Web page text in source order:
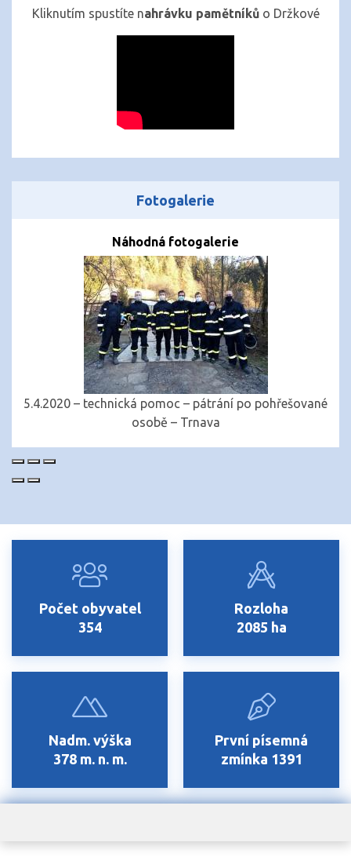
Kliknutím spustíte nahrávku pamětníkůo Držkové
Fotogalerie
Náhodná fotogalerie
5.4.2020 – technická pomoc – pátrání po pohřešované
osobě – Trnava
Počet obyvatel
354
Rozloha
2085 ha
Nadm. výška
378 m. n. m.
První písemná
zmínka 1391